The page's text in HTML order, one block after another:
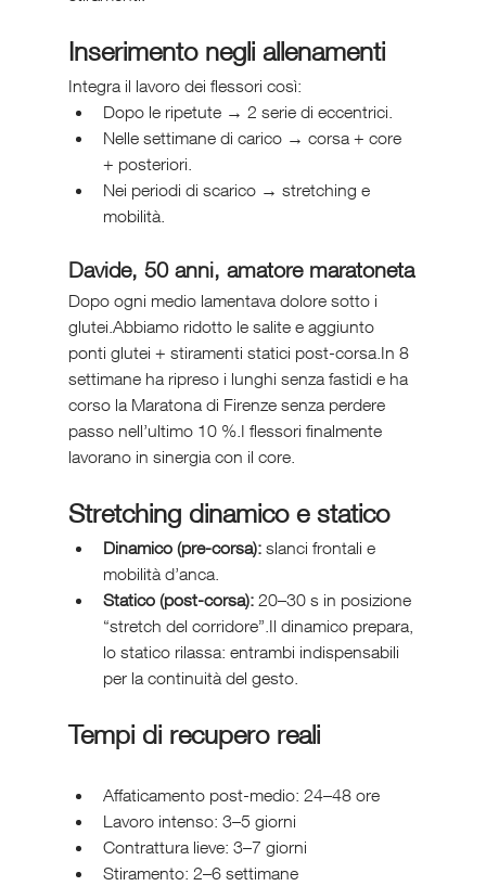
Inserimento negli allenamenti
Integra il lavoro dei flessori così:
Dopo le ripetute → 2 serie di eccentrici.
Nelle settimane di carico → corsa + core
+ posteriori.
Nei periodi di scarico → stretching e
mobilità.
Davide, 50 anni, amatore maratoneta
Dopo ogni medio lamentava dolore sotto i
glutei.Abbiamo ridotto le salite e aggiunto
ponti glutei + stiramenti statici post-corsa.In 8
settimane ha ripreso i lunghi senza fastidi e ha
corso la Maratona di Firenze senza perdere
passo nell’ultimo 10 %.I flessori finalmente
lavorano in sinergia con il core.
Stretching dinamico e statico
Dinamico (pre-corsa): slanci frontali e
mobilità d’anca.
Statico (post-corsa): 20–30 s in posizione
“stretch del corridore”.Il dinamico prepara,
lo statico rilassa: entrambi indispensabili
per la continuità del gesto.
Tempi di recupero reali
Affaticamento post-medio: 24–48 ore
Lavoro intenso: 3–5 giorni
Contrattura lieve: 3–7 giorni
Stiramento: 2–6 settimane